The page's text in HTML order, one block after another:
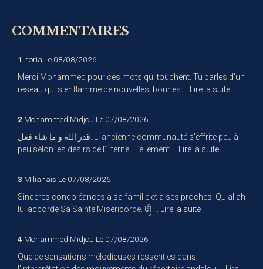
COMMENTAIRES
1 noria Le 08/08/2026
Merci Mohammed pour ces mots qui touchent. Tu parles d'un
réseau qui s'enflamme de nouvelles, bonnes ... Lire la suite
2 Mohammed Midjou Le 07/08/2026
قدر الله و ما شاء فعل. L' ancienne communauté s'effrite peu à
peu selon les désirs de l'Éternel. Tellement ... Lire la suite
3 Milianais Le 07/08/2026
Sincères condoléances à sa famille et à ses proches. Qu'allah
lui accorde Sa Sainte Miséricorde. إِنَّا ... Lire la suite
4 Mohammed Midjou Le 07/08/2026
Que de sensations mélodieuses ressenties dans